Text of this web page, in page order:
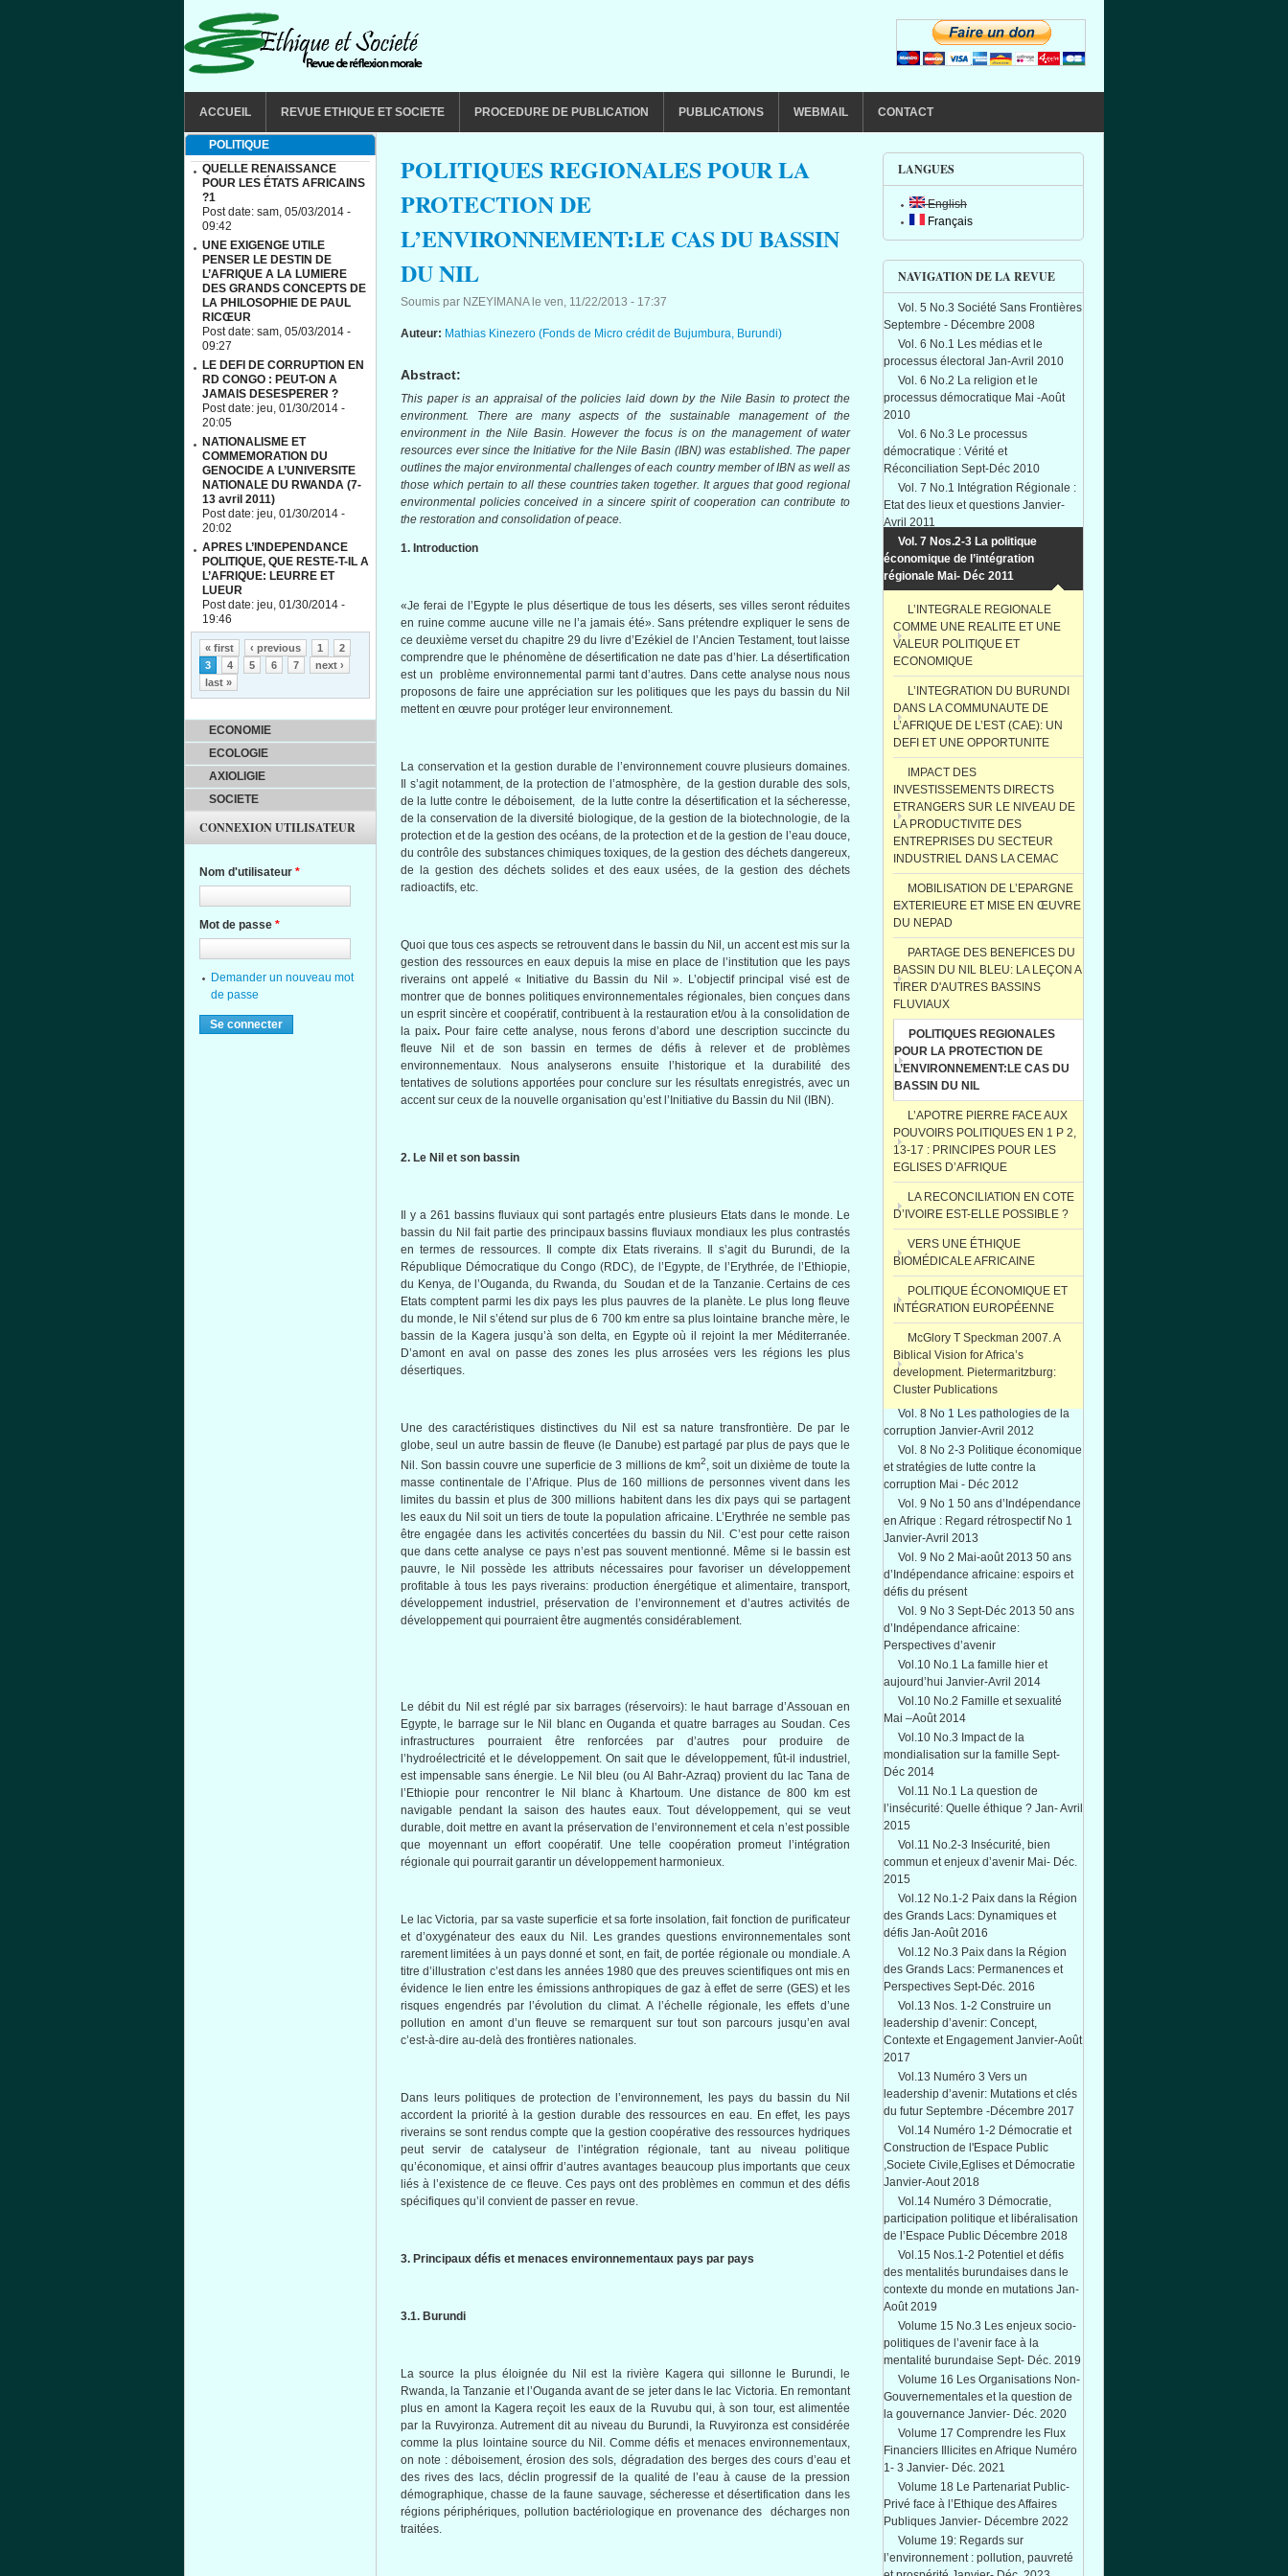
ACCUEIL REVUE ETHIQUE ET SOCIETE PROCEDURE DE PUBLICATION PUBLICATIONS WEBMAIL CONTACT
POLITIQUES REGIONALES POUR LA
PROTECTION DE
L’ENVIRONNEMENT:LE CAS DU BASSIN
DU NIL
Soumis par NZEYIMANAle ven, 11/22/2013 - 17:37
Auteur: Mathias Kinezero (Fonds de Micro crédit de Bujumbura, Burundi)
Abstract:
This paper is an appraisal of the policies laid down by the Nile Basin to protect the
environment. There are many aspects of the sustainable management of the
environment in the Nile Basin. However the focus is on the management of water
resources ever since the Initiative for the Nile Basin (IBN) was established. The paper
outlines the major environmental challenges of each country member ofIBNas well as
those which pertain to all these countries taken together. It argues that good regional
environmental policies conceived in a sincere spirit of cooperation can contribute to
the restoration and consolidation of peace.
1. Introduction
«Je ferai de l’Egypte le plus désertique detous lesdéserts,ses villes seront réduites
en ruine comme aucune ville ne l’a jamais été». Sansprétendre expliquerlesens de
ce deuxième versetdu chapitre 29 du livre d’Ezékiel de l’Ancien Testament, tout laisse
comprendre que le phénomène de désertification ne date pas d’hier. Ladésertification
estunproblème environnemental parmi tant d’autres. Dans cette analyse nous nous
proposons de faire une appréciation sur les politiques que les pays du bassin du Nil
mettenten œuvre pour protéger leur environnement.
La conservation et la gestion durable de l’environnement couvre plusieurs domaines.
s’agit notamment, de la protection de l’atmosphère, de la gestion durable dessols,
de la lutte contre ledéboisement, de la lutte contre la désertification et lasécheresse,
de la conservation de ladiversité biologique, de la gestion de la biotechnologie, de la
protection et de la gestion des océans, de la protection et de la gestion de l’eau douce,
ducontrôle des substances chimiques toxiques, de lagestion des déchets dangereux,
de la gestion des déchets solideset deseaux usées, de lagestion desdéchets
radioactifs, etc.
Quoi que tous ces aspects se retrouvent dans le bassin du Nil, un accent est mis sur la
gestion des ressources en eaux depuis la mise en place de l’institution que les pays
riverains ont appelé « Initiative du Bassin du Nil ». L’objectif principal visé est de
montrer que de bonnes politiques environnementales régionales, bien conçues dans
un esprit sincère et coopératif, contribuent à la restauration et/ou à la consolidation de
la paix. Pour faire cette analyse, nous ferons d’abord une description succincte du
fleuve Nil et de son bassin en termes de défis à relever et de problèmes
environnementaux. Nous analyserons ensuite l’historique et la durabilité des
tentatives de solutions apportées pour conclure sur les résultats enregistrés, avec un
accent sur ceux de la nouvelle organisation qu’est l’Initiative du Bassin du Nil (IBN).
2. Le Nil et son bassin
Il y a 261 bassins fluviaux qui sont partagés entre plusieurs Etats dans le monde. Le
bassin du Nil fait partie des principaux bassins fluviaux mondiaux les plus contrastés
en termes de ressources. Il compte dix Etats riverains. Il s’agit du Burundi, de la
République Démocratique du Congo (RDC), de l’Egypte, de l’Erythrée, de l’Ethiopie,
du Kenya, de l’Ouganda, du Rwanda, du Soudan et de la Tanzanie. Certains de ces
Etats comptent parmi les dix pays les plus pauvres de la planète. Le plus long fleuve
du monde, le Nil s’étend sur plus de 6 700 km entre sa plus lointaine branche mère, le
bassin de la Kagera jusqu’à son delta, en Egypte où il rejoint la mer Méditerranée.
D’amont en aval on passe des zones les plus arrosées vers les régions les plus
désertiques.
Une des caractéristiques distinctives du Nil est sa nature transfrontière. De par le
globe, seul un autre bassin de fleuve (le Danube) est partagé par plus de pays que le
Nil. Son bassin couvre une superficie de 3 millions de km2, soit un dixième de toute la
masse continentale de l’Afrique. Plus de 160 millions de personnes vivent dans les
limites du bassin et plus de 300 millions habitent dans les dix pays qui se partagent
les eaux du Nil soit un tiers de toute la population africaine. L’Erythrée ne semble pas
être engagée dans les activités concertées du bassin du Nil. C’est pour cette raison
que dans cette analyse ce pays n’est pas souvent mentionné. Même si le bassin est
pauvre, le Nil possède les attributs nécessaires pour favoriser un développement
profitable à tous les pays riverains: production énergétique et alimentaire, transport,
développement industriel, préservation de l’environnement et d’autres activités de
développement qui pourraient être augmentés considérablement.
Le débit du Nil est réglé par six barrages (réservoirs): le haut barrage d’Assouan en
Egypte, le barrage sur le Nil blanc en Ouganda et quatre barrages au Soudan. Ces
infrastructures pourraient être renforcées par d’autres pour produire de
l’hydroélectricité et le développement. On sait que le développement, fût-il industriel,
est impensable sans énergie. Le Nil bleu (ou Al Bahr-Azraq) provient du lac Tana de
l’Ethiopie pour rencontrer le Nil blanc à Khartoum. Une distance de 800 km est
navigable pendant la saison des hautes eaux. Tout développement, qui se veut
durable, doit mettre en avant la préservation de l’environnement et cela n’est possible
que moyennant un effort coopératif. Une telle coopération promeut l’intégration
régionale qui pourrait garantir un développement harmonieux.
Le lac Victoria, par sa vaste superficie et sa forte insolation, fait fonction de purificateur
et d’oxygénateur des eaux du Nil. Les grandes questions environnementales sont
rarement limitées à un pays donné et sont, en fait, de portée régionale ou mondiale. A
titre d’illustration c’est dans les années 1980 que des preuves scientifiques ont mis en
évidence le lien entre les émissions anthropiques de gaz à effet de serre (GES) et les
risques engendrés par l’évolution du climat. A l’échelle régionale, les effets d’une
pollution en amont d’un fleuve se remarquent sur tout son parcours jusqu’en aval
c’est-à-dire au-delà des frontières nationales.
Dans leurs politiques de protection de l’environnement, les pays du bassin du Nil
accordent la priorité à la gestion durable des ressources en eau. En effet, les pays
riverains se sont rendus compte que la gestion coopérative des ressources hydriques
peut servir de catalyseur de l’intégration régionale, tant au niveau politique
qu’économique, et ainsi offrir d’autres avantages beaucoup plus importants que ceux
liés à l’existence de ce fleuve. Ces pays ont des problèmes en commun et des défis
spécifiques qu’il convient de passer en revue.
3. Principaux défis et menaces environnementaux pays par pays
3.1. Burundi
La source la plus éloignée du Nil est la rivière Kagera qui sillonne le Burundi, le
Rwanda, la Tanzanie et l’Ouganda avant de se jeter dans le lac Victoria. En remontant
plus en amont la Kagera reçoit les eaux de la Ruvubu qui, à son tour, est alimentée
par la Ruvyironza. Autrement dit au niveau du Burundi, la Ruvyironza est considérée
comme la plus lointaine source du Nil. Comme défis et menaces environnementaux,
on note : déboisement, érosion des sols, dégradation des berges des cours d’eau et
des rives des lacs, déclin progressif de la qualité de l’eau à cause de la pression
démographique, chasse de la faune sauvage, sécheresse et désertification dans les
régions périphériques, pollution bactériologique en provenance des décharges non
traitées.
LANGUES
English
Français
NAVIGATION DE LA REVUE
Vol. 5 No.3 Société Sans Frontières
Septembre - Décembre 2008
Vol. 6 No.1 Les médias et le
processus électoral Jan-Avril 2010
Vol. 6 No.2 La religion et le
processus démocratique Mai -Août
2010
Vol. 6 No.3 Le processus
démocratique : Vérité et
Réconciliation Sept-Déc 2010
Vol. 7 No.1 Intégration Régionale :
Etat des lieux et questions Janvier-
Avril 2011
Vol. 7 Nos.2-3 La politique
économique de l’intégration
régionale Mai- Déc 2011
L’INTEGRALE REGIONALE
COMME UNE REALITE ET UNE
VALEUR POLITIQUE ET
ECONOMIQUE
L’INTEGRATION DU BURUNDI
DANS LA COMMUNAUTE DE
L’AFRIQUE DE L’EST (CAE): UN
DEFI ET UNE OPPORTUNITE
IMPACT DES
INVESTISSEMENTS DIRECTS
ETRANGERS SUR LE NIVEAU DE
LA PRODUCTIVITE DES
ENTREPRISES DU SECTEUR
INDUSTRIEL DANS LA CEMAC
MOBILISATION DE L’EPARGNE
EXTERIEURE ET MISE EN ŒUVRE
DU NEPAD
PARTAGE DES BENEFICES DU
BASSIN DU NIL BLEU: LA LEÇON A
TIRER D'AUTRES BASSINS
FLUVIAUX
POLITIQUES REGIONALES
POUR LA PROTECTION DE
L’ENVIRONNEMENT:LE CAS DU
BASSIN DU NIL
L’APOTRE PIERRE FACE AUX
POUVOIRS POLITIQUES EN 1 P 2,
13-17 : PRINCIPES POUR LES
EGLISES D’AFRIQUE
LA RECONCILIATION EN COTE
D’IVOIRE EST-ELLE POSSIBLE ?
VERS UNE ÉTHIQUE
BIOMÉDICALE AFRICAINE
POLITIQUE ÉCONOMIQUE ET
INTÉGRATION EUROPÉENNE
McGlory T Speckman 2007. A
Biblical Vision for Africa’s
development. Pietermaritzburg:
Cluster Publications
Vol. 8 No 1 Les pathologies de la
corruption Janvier-Avril 2012
Vol. 8 No 2-3 Politique économique
et stratégies de lutte contre la
corruption Mai - Déc 2012
Vol. 9 No 1 50 ans d’Indépendance
en Afrique : Regard rétrospectif No 1
Janvier-Avril 2013
Vol. 9 No 2 Mai-août 2013 50 ans
d’Indépendance africaine: espoirs et
défis du présent
Vol. 9 No 3 Sept-Déc 2013 50 ans
d’Indépendance africaine:
Perspectives d’avenir
Vol.10 No.1 La famille hier et
aujourd’hui Janvier-Avril 2014
Vol.10 No.2 Famille et sexualité
Mai –Août 2014
Vol.10 No.3 Impact de la
mondialisation sur la famille Sept-
Déc 2014
Vol.11 No.1 La question de
l’insécurité: Quelle éthique ? Jan- Avril
2015
Vol.11 No.2-3 Insécurité, bien
commun et enjeux d’avenir Mai- Déc.
2015
Vol.12 No.1-2 Paix dans la Région
des Grands Lacs: Dynamiques et
défis Jan-Août 2016
Vol.12 No.3 Paix dans la Région
des Grands Lacs: Permanences et
Perspectives Sept-Déc. 2016
Vol.13 Nos. 1-2 Construire un
leadership d’avenir: Concept,
Contexte et Engagement Janvier-Août
2017
Vol.13 Numéro 3 Vers un
leadership d’avenir: Mutations et clés
du futur Septembre -Décembre 2017
Vol.14 Numéro 1-2 Démocratie et
Construction de l'Espace Public
,Societe Civile,Eglises et Démocratie
Janvier-Aout 2018
Vol.14 Numéro 3 Démocratie,
participation politique et libéralisation
de l’Espace Public Décembre 2018
Vol.15 Nos.1-2 Potentiel et défis
des mentalités burundaises dans le
contexte du monde en mutations Jan-
Août 2019
Volume 15 No.3 Les enjeux socio-
politiques de l’avenir face à la
mentalité burundaise Sept- Déc. 2019
Volume 16 Les Organisations Non-
Gouvernementales et la question de
la gouvernance Janvier- Déc. 2020
Volume 17 Comprendre les Flux
Financiers Illicites en Afrique Numéro
1- 3 Janvier- Déc. 2021
Volume 18 Le Partenariat Public-
Privé face à l’Ethique des Affaires
Publiques Janvier- Décembre 2022
Volume 19: Regards sur
l’environnement : pollution, pauvreté
POLITIQUE
QUELLE RENAISSANCE
POUR LES ÉTATS AFRICAINS
?1
Post date: sam, 05/03/2014 -
09:42
UNE EXIGENGE UTILE
PENSER LE DESTIN DE
L’AFRIQUE A LA LUMIERE
DES GRANDS CONCEPTS DE
LA PHILOSOPHIE DE PAUL
RICŒUR
Post date: sam, 05/03/2014 -
09:27
LE DEFI DE CORRUPTION EN
RD CONGO : PEUT-ON A
JAMAIS DESESPERER ?
Post date: jeu, 01/30/2014 -
20:05
NATIONALISME ET
COMMEMORATION DU
GENOCIDE A L’UNIVERSITE
NATIONALE DU RWANDA (7-
13 avril 2011)
Post date: jeu, 01/30/2014 -
20:02
APRES L’INDEPENDANCE
POLITIQUE, QUE RESTE-T-IL A
L’AFRIQUE: LEURRE ET
LUEUR
Post date: jeu, 01/30/2014 -
19:46
Pages
« first ‹ previous 1
2
3
4 5 6 7
next ›
last »
ECONOMIE
ECOLOGIE
AXIOLIGIE
SOCIETE
CONNEXION UTILISATEUR
Nom d'utilisateur *
Mot de passe *
Demander un nouveau mot
de passe